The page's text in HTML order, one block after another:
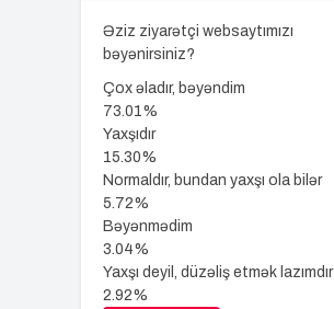
Əziz ziyarətçi websaytımızı
bəyənirsiniz?
Çox əladır, bəyəndim
73.01%
Yaxşıdır
15.30%
Normaldır, bundan yaxşı ola bilər
5.72%
Bəyənmədim
3.04%
Yaxşı deyil, düzəliş etmək lazımdır
2.92%